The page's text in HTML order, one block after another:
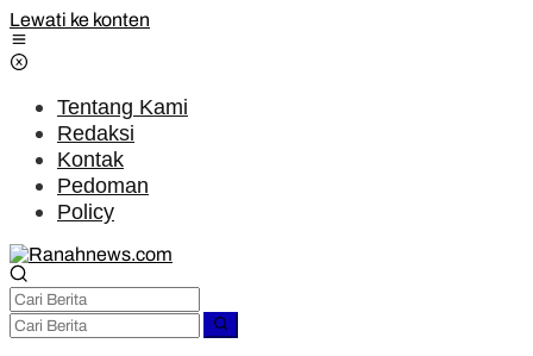
Lewati ke konten
Tentang Kami
Redaksi
Kontak
Pedoman
Policy